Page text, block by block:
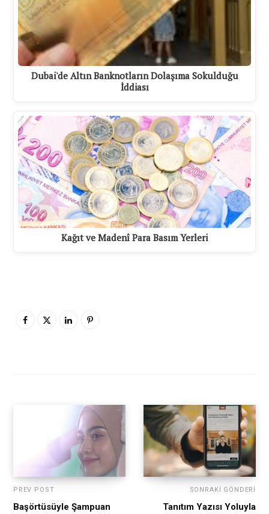
Dubai'de Altın Banknotların Dolaşıma Sokulduğu
İddiası
Kağıt ve Madenî Para Basım Yerleri
PREV POST
Başörtüsüyle Şampuan
SONRAKI GÖNDERI
Tanıtım Yazısı Yoluyla